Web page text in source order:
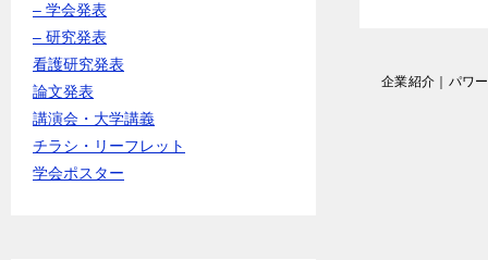
企業紹介｜パワ
– 学会発表
– 研究発表
看護研究発表
論文発表
講演会・大学講義
チラシ・リーフレット
学会ポスター